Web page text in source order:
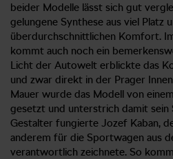
beider Modelle lässt sich gut
gelungene Synthese aus viel Platz
überdurchschnittlichen Komfort.
kommt auch noch ein
Licht der Autowelt erblickte das
und zwar direkt in der Prager
Mauer wurde das Modell von
gesetzt und unterstrich damit sein
Gestalter fungierte Jozef Kaban,
anderem für die Sportwagen aus
verantwortlich zeichnete. So